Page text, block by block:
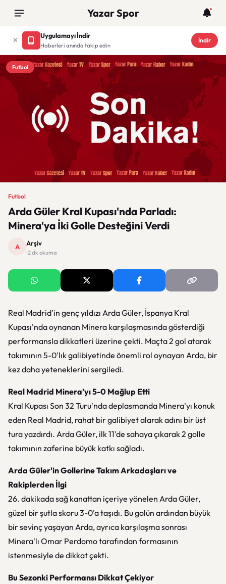
Yazar Spor
Uygulamayı İndir
Haberleri anında takip edin
İndir
Futbol
Futbol
Arda Güler Kral Kupası'nda Parladı:
Minera'ya İki Golle Desteğini Verdi
A Arşiv
· 2 dk okuma
Real Madrid'in genç yıldızı Arda Güler, İspanya Kral
Kupası'nda oynanan Minera karşılaşmasında gösterdiği
performansla dikkatleri üzerine çekti. Maçta 2 gol atarak
takımının 5-0'lık galibiyetinde önemli rol oynayan Arda, bir
kez daha yeteneklerini sergiledi.
Real Madrid Minera’yı 5-0 Mağlup Etti
Kral Kupası Son 32 Turu'nda deplasmanda Minera'yı konuk
eden Real Madrid, rahat bir galibiyet alarak adını bir üst
tura yazdırdı. Arda Güler, ilk 11'de sahaya çıkarak 2 golle
takımının zaferine büyük katkı sağladı.
Arda Güler'in Gollerine Takım Arkadaşları ve
Rakiplerden İlgi
26. dakikada sağ kanattan içeriye yönelen Arda Güler,
güzel bir şutla skoru 3-0'a taşıdı. Bu golün ardından büyük
bir sevinç yaşayan Arda, ayrıca karşılaşma sonrası
Minera'lı Omar Perdomo tarafından formasının
istenmesiyle de dikkat çekti.
Bu Sezonki Performansı Dikkat Çekiyor